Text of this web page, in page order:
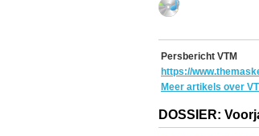
Persbericht VTM
https://
Meer artikels over
DOSSIER: